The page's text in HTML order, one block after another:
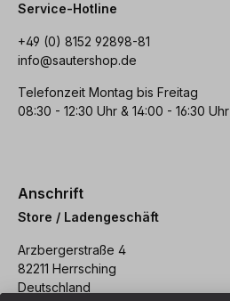
Service-Hotline
+49 (0) 8152 92898-81
info@sautershop.de
Telefonzeit Montag bis Freitag
08:30 - 12:30 Uhr & 14:00 - 16:30 Uhr
Anschrift
Store / Ladengeschäft
Arzbergerstraße 4
82211 Herrsching
Deutschland